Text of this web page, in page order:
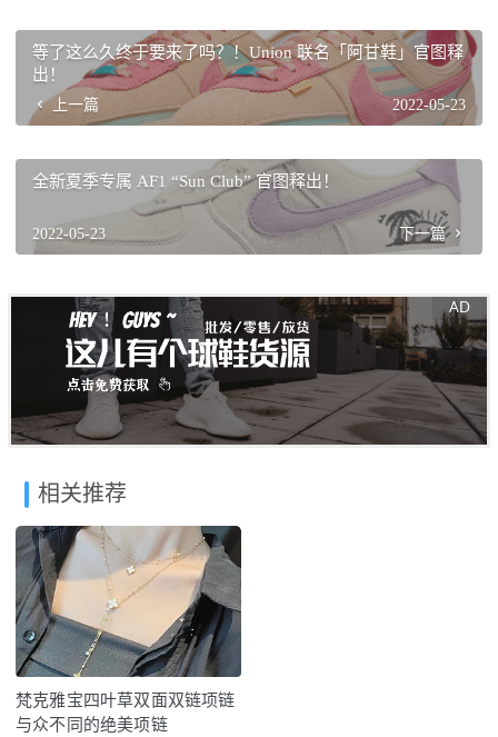
等了这么久终于要来了吗？！Union 联名「阿甘鞋」官图释
出！
上一篇 2022-05-23
全新夏季专属 AF1 “Sun Club” 官图释出！
2022-05-23 下一篇
相关推荐
梵克雅宝四叶草双面双链项链
与众不同的绝美项链